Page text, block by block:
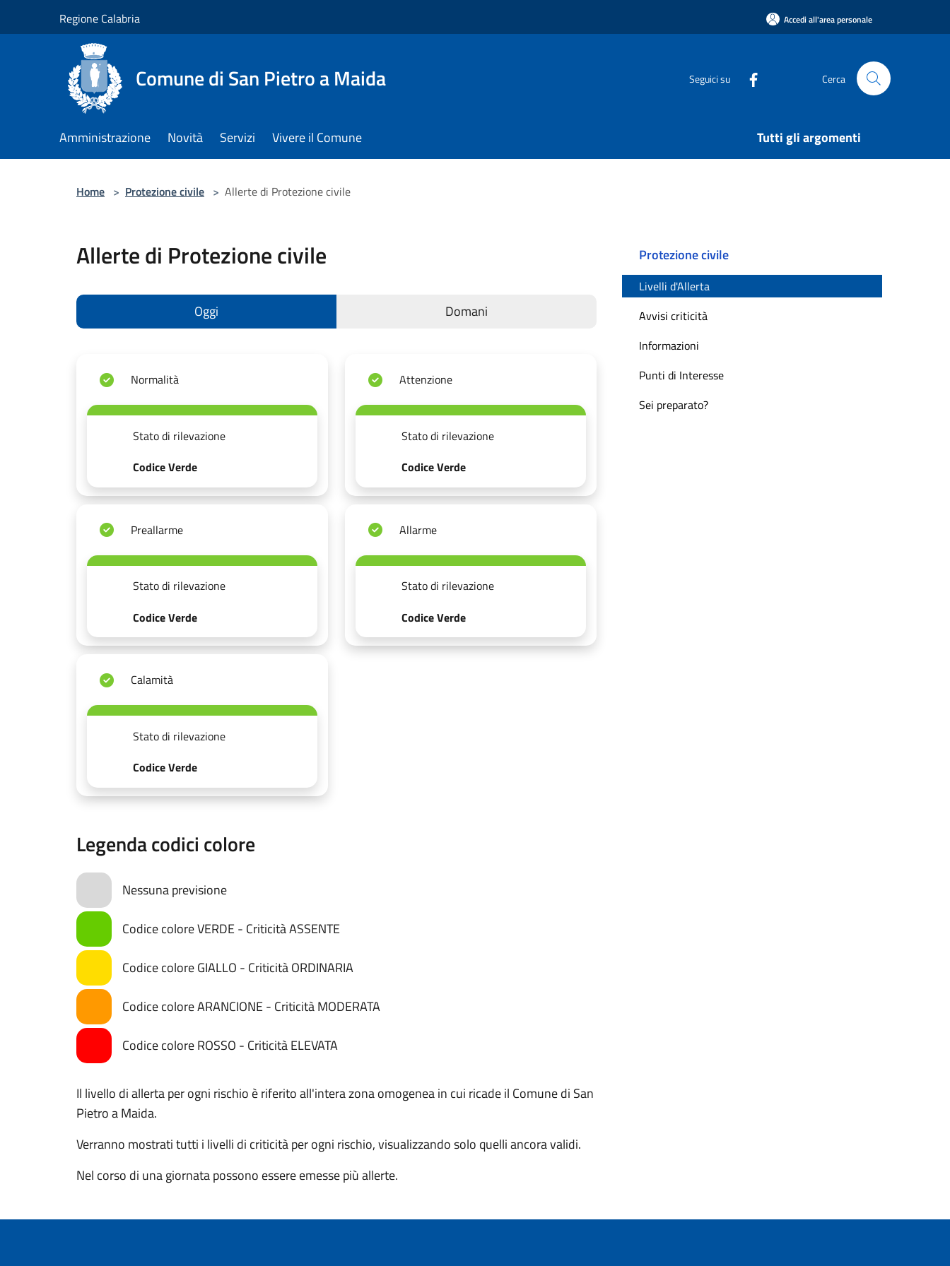
Regione Calabria Accedi all'area personale
Comune di San Pietro a Maida Seguici su Cerca
Amministrazione Novità Servizi Vivere il Comune Tutti gli argomenti
Home > Protezione civile > Allerte di Protezione civile
Allerte di Protezione civile
Oggi Domani
Normalità
Stato di rilevazione
Codice Verde
Attenzione
Stato di rilevazione
Codice Verde
Preallarme
Stato di rilevazione
Codice Verde
Allarme
Stato di rilevazione
Codice Verde
Calamità
Stato di rilevazione
Codice Verde
Legenda codici colore
Nessuna previsione
Codice colore VERDE - Criticità ASSENTE
Codice colore GIALLO - Criticità ORDINARIA
Codice colore ARANCIONE - Criticità MODERATA
Codice colore ROSSO - Criticità ELEVATA
Il livello di allerta per ogni rischio è riferito all'intera zona omogenea in cui ricade il Comune di San
Pietro a Maida.
Verranno mostrati tutti i livelli di criticità per ogni rischio, visualizzando solo quelli ancora validi.
Nel corso di una giornata possono essere emesse più allerte.
Protezione civile
Livelli d'Allerta
Avvisi criticità
Informazioni
Punti di Interesse
Sei preparato?